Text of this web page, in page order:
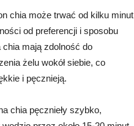
chia może trwać od kilku minut
od preferencji i sposobu
mają zdolność do
żelu wokół siebie, co
i pęcznieją.
chia pęcznieły szybko,